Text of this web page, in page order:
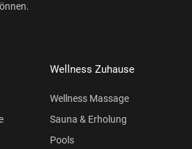
Wellness Zuhause
Wellness Massage
Sauna & Erholung
Pools